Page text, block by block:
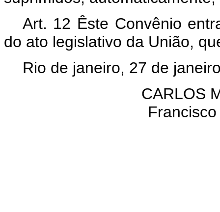
Art. 12 Êste Convênio
do ato legislativo da União,
Rio de janeiro, 27 de
CARLOS